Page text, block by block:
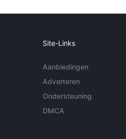
Site-Links
Aanbiedingen
Adverteren
Ondersteuning
DMCA